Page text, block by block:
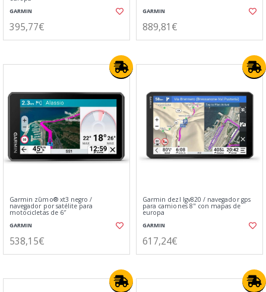
GARMIN
395,77€
GARMIN
889,81€
Garmin zūmo® xt3 negro /
navegador por satélite para
motocicletas de 6″
GARMIN
538,15€
Garmin dezl lgv820 / navegador gps
para camiones 8" con mapas de
europa
GARMIN
617,24€